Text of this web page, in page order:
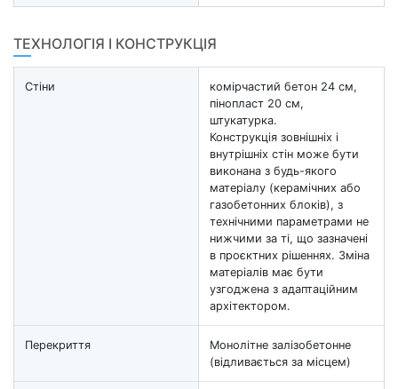
ТЕХНОЛОГІЯ І КОНСТРУКЦІЯ
Стіни
комірчастий бетон 24 см,
пінопласт 20 см,
штукатурка.
Конструкція зовнішніх і
внутрішніх стін може бути
виконана з будь-якого
матеріалу (керамічних або
газобетонних блоків), з
технічними параметрами не
нижчими за ті, що зазначені
в проєктних рішеннях. Зміна
матеріалів має бути
узгоджена з адаптаційним
архітектором.
Перекриття
Монолітне залізобетонне
(відливається за місцем)